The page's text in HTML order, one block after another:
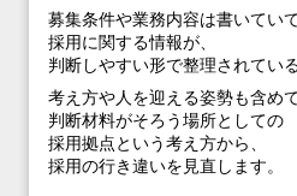
募集条件や業務内容は書いていて
採用に関する情報が、
判断しやすい形で整理されてい
考え方や人を迎える姿勢も含め
判断材料がそろう場所としての
採用拠点という考え方から、
採用の行き違いを見直します。